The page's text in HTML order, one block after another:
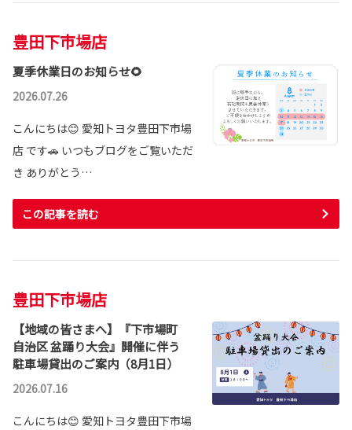
豊田下市場店
夏季休業日のお知らせ🌻
2026.07.26
こんにちは😊 愛知トヨタ豊田下市場
店 です🚗 いつもブログをご覧いただ
き ありがとう…
この記事を読む
豊田下市場店
【地域の皆さまへ】『下市場町
自治区 盆踊り大会』開催に伴う
駐車場貸出のご案内（8月1日）
2026.07.16
こんにちは😊 愛知トヨタ豊田下市場